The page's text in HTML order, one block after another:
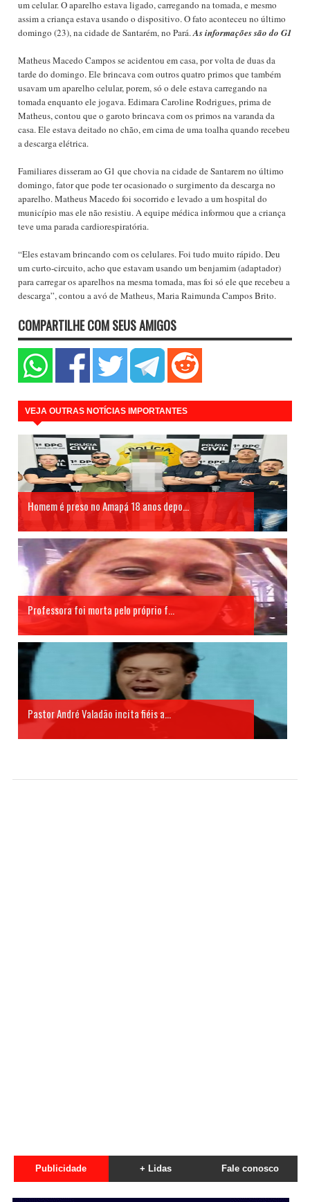
um celular. O aparelho estava ligado, carregando na tomada, e mesmo
assim a criança estava usando o dispositivo. O fato aconteceu no último
domingo (23), na cidade de Santarém, no Pará.As informações são do G1
Matheus Macedo Campos se acidentou em casa, por volta de duas da
tarde do domingo. Ele brincava com outros quatro primos que também
usavam um aparelho celular, porem, só o dele estava carregando na
tomada enquanto ele jogava. Edimara Caroline Rodrigues, prima de
Matheus, contou que o garoto brincava com os primos na varanda da
casa. Ele estava deitado no chão, em cima de uma toalha quando recebeu
a descarga elétrica.
Familiares disseram ao G1 que chovia na cidade de Santarem no último
domingo, fator que pode ter ocasionado o surgimento da descarga no
aparelho. Matheus Macedo foi socorrido e levado a um hospital do
município mas ele não resistiu. A equipe médica informou que a criança
teve uma parada cardiorespiratória.
“Eles estavam brincando com os celulares. Foi tudo muito rápido. Deu
um curto-circuito, acho que estavam usando um benjamim (adaptador)
para carregar os aparelhos na mesma tomada, mas foi só ele que recebeu a
descarga”, contou a avó de Matheus, Maria Raimunda Campos Brito.
COMPARTILHE COM SEUS AMIGOS
VEJA OUTRAS NOTÍCIAS IMPORTANTES
Homem é preso no Amapá 18 anos depo...
Professora foi morta pelo próprio f...
Pastor André Valadão incita fiéis a...
Publicidade + Lidas Fale conosco